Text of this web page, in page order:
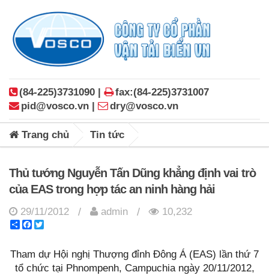
(84-225)3731090 |
fax:(84-225)3731007
pid@vosco.vn |
dry@vosco.vn
Trang chủ Tin tức
Thủ tướng Nguyễn Tấn Dũng khẳng định vai trò
của EAS trong hợp tác an ninh hàng hải
29/11/2012 / admin /
10,232
ShareFacebook
Tham dự Hội nghị Thượng đỉnh Đông Á (EAS) lần thứ 7
tổ chức tại Phnompenh, Campuchia ngày 20/11/2012,